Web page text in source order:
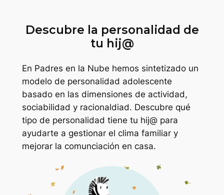
Descubre la personalidad de
tu hij@
En Padres en la Nube hemos sintetizado un
modelo de personalidad adolescente
basado en las dimensiones de actividad,
sociabilidad y racionaldiad. Descubre qué
tipo de personalidad tiene tu hij@ para
ayudarte a gestionar el clima familiar y
mejorar la comunciación en casa.